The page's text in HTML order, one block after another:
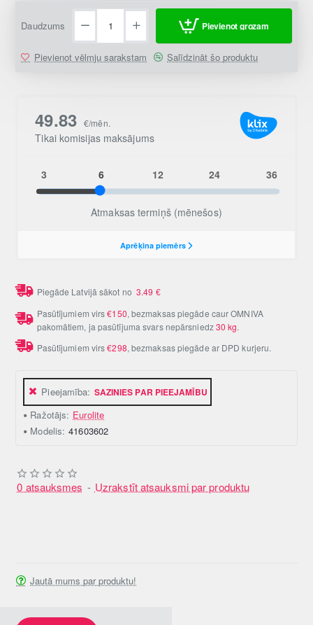
Pieejamība: SAZINIES PAR PIEEJAMĪBU
Ražotājs: Eurolite
Modelis: 41603602
0 atsauksmes - Uzrakstīt atsauksmi par produktu
Daudzums Pievienot grozam
Pievienot vēlmju sarakstam Salīdzināt šo produktu
Piegāde Latvijā sākot no3.49 €
Pasūtījumiem virs€150, bezmaksas piegāde caur OMNIVA
pakomātiem, ja pasūtījuma svars nepārsniedz30 kg.
Pasūtījumiem virs€298, bezmaksas piegāde ar DPD kurjeru.
Jautā mums par produktu!